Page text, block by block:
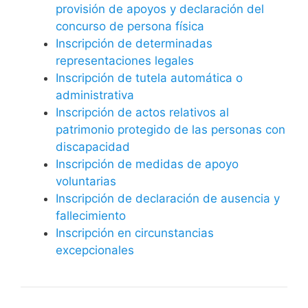
provisión de apoyos y declaración del
concurso de persona física
Inscripción de determinadas
representaciones legales
Inscripción de tutela automática o
administrativa
Inscripción de actos relativos al
patrimonio protegido de las personas con
discapacidad
Inscripción de medidas de apoyo
voluntarias
Inscripción de declaración de ausencia y
fallecimiento
Inscripción en circunstancias
excepcionales